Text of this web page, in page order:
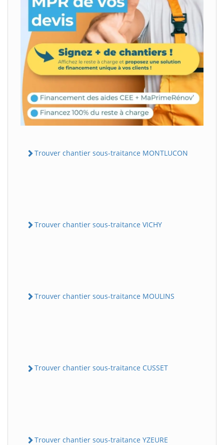
Trouver chantier sous-traitance MONTLUCON
Trouver chantier sous-traitance VICHY
Trouver chantier sous-traitance MOULINS
Trouver chantier sous-traitance CUSSET
Trouver chantier sous-traitance YZEURE